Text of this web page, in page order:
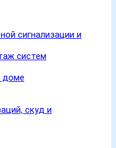
сигнализации и
систем
доме
скуд и